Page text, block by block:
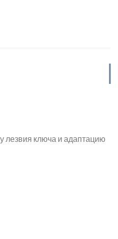
лезвия ключа и адаптацию